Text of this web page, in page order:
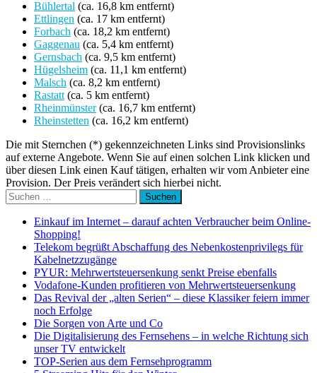
Bühlertal (ca. 16,8 km entfernt)
Ettlingen (ca. 17 km entfernt)
Forbach (ca. 18,2 km entfernt)
Gaggenau (ca. 5,4 km entfernt)
Gernsbach (ca. 9,5 km entfernt)
Hügelsheim (ca. 11,1 km entfernt)
Malsch (ca. 8,2 km entfernt)
Rastatt (ca. 5 km entfernt)
Rheinmünster(ca. 16,7 km entfernt)
Rheinstetten (ca. 16,2 km entfernt)
Die mit Sternchen (*) gekennzeichneten Links sind Provisionslinks
auf externe Angebote. Wenn Sie auf einen solchen Link klicken und
über diesen Link einen Kauf tätigen, erhalten wir vom Anbieter eine
Provision. Der Preis verändert sich hierbei nicht.
Suchen
nach:
Einkauf im Internet – darauf achten Verbraucher beim Online-
Shopping!
Telekom begrüßt Abschaffung des Nebenkostenprivilegs für
Kabelnetzzugänge
PYUR: Mehrwertsteuersenkung senkt Preise ebenfalls
Vodafone-Kunden profitieren von Mehrwertsteuersenkung
Das Revival der „alten Serien“ – diese Klassiker feiern immer
noch Erfolge
Die Sorgen von Arte und Co
Die Digitalisierung des Fernsehens – in welche Richtung sich
unser TV entwickelt
TOP-Serien aus dem Fernsehprogramm